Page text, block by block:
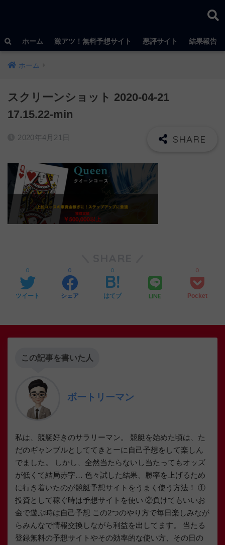
ホーム 激アツ！無料予想サイト 悪評サイト 結果報告
ホーム
スクリーンショット 2020-04-21
17.15.22-min
2020年4月21日
ツイート
0
シェア
0
はてブ
0
LINE Pocket
0
この記事を書いた人
ボートリーマン
私は、競艇好きのサラリーマン。 競艇を始めた頃は、た
だのギャンブルとしててきとーに自己予想をして楽しん
でました。 しかし、全然当たらないし当たってもオッズ
が低くて結局赤字… 色々試した結果、勝率を上げるため
に行き着いたのが競艇予想サイトをうまく使う方法！ ①
投資として稼ぐ時は予想サイトを使い ②負けてもいいお
金で遊ぶ時は自己予想 この2つのやり方で毎日楽しみなが
らみんなで情報交換しながら利益を出してます。 当たる
登録無料の予想サイトやその効率的な使い方、その日の